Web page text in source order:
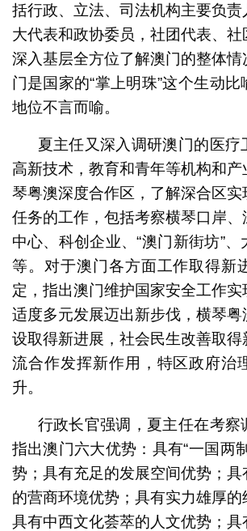
括行政、立法、司法机构主要负责
大代表和政协委员，社团代表、社
深入基层全方位了解澳门的整体情
门是国家的“掌上明珠”这个生动
地位不言而喻。
夏主任又深入调研澳门的医疗
高新技术，教育和青年等机构和
琴粤澳深度合作区，了解深合区
任务的工作，包括考察横琴口岸、
中心、科创企业、“澳门新街坊”、
等。对于澳门各方面工作取得新
定，指出澳门维护国家安全工作
适度多元发展迈出新步伐，横琴粤
设取得新进展，社会民生改善取得
流合作发挥新作用，特区政府治
升。
行政长官强调，夏主任在考察
指出澳门六大优势：具有“一国两
势；具有充足的发展空间优势；具
的营商环境优势；具有实力雄厚的
具有中西文化荟萃的人文优势；